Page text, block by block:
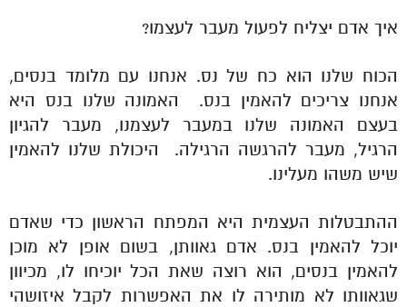
איך אדם יצליח לפעול מעבר לעצמו?
הכוח שלנו הוא כח של נס. אנחנו עם מלומד בנסים,
אנחנו צריכים להאמין בנס. האמונה שלנו בנס היא
בעצם האמונה שלנו במעבר לעצמנו, מעבר להגיון
הרגיל, מעבר להרגשה הרגילה. היכולת שלנו להאמין
שיש משהו מעלינו.
ההתבטלות העצמית היא המפתח הראשון כדי שאדם
יוכל להאמין בנס. אדם גאוותן, בשום אופן לא מוכן
להאמין בנסים, הוא רוצה שאת הכל יוכיחו לו, מכיוון
שגאוותו לא מותירה לו את האפשרות לקבל איזושהי